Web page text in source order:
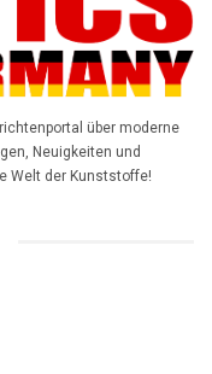
über moderne
Neuigkeiten und
Welt der Kunststoffe!